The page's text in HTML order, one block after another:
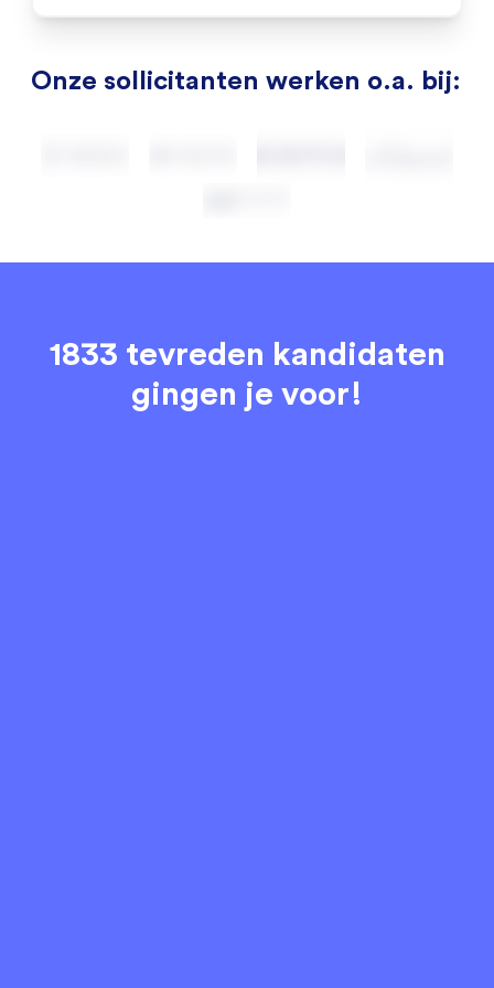
Onze sollicitanten werken o.a. bij:
1833 tevreden kandidaten
gingen je voor!